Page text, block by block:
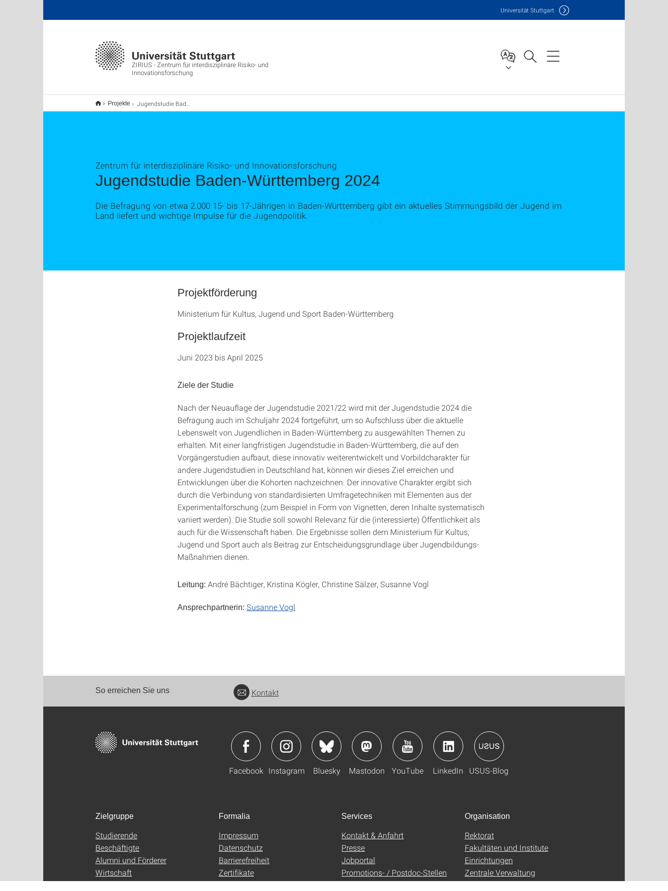
ZIRIUS - Zentrum für interdisziplinäre Risiko- und
Innovationsforschung
Universität Stuttgart
Projekte Jugendstudie Baden-Württemberg 2024
Jugendstudie Baden-Württemberg 2024
Zentrum für interdisziplinäre Risiko- und Innovationsforschung
Die Befragung von etwa 2.000 15- bis 17-Jährigen in Baden-Württemberg gibt ein aktuelles Stimmungsbild der Jugend im
Land liefert und wichtige Impulse für die Jugendpolitik.
Projektförderung
Ministerium für Kultus, Jugend und Sport Baden-Württemberg
Projektlaufzeit
Juni 2023 bis April 2025
Ziele der Studie
Nach der Neuauflage der Jugendstudie 2021/22 wird mit der Jugendstudie 2024 die
Befragung auch im Schuljahr 2024 fortgeführt, um so Aufschluss über die aktuelle
Lebenswelt von Jugendlichen in Baden-Württemberg zu ausgewählten Themen zu
erhalten. Mit einer langfristigen Jugendstudie in Baden-Württemberg, die auf den
Vorgängerstudien aufbaut, diese innovativ weiterentwickelt und Vorbildcharakter für
andere Jugendstudien in Deutschland hat, können wir dieses Ziel erreichen und
Entwicklungen über die Kohorten nachzeichnen. Der innovative Charakter ergibt sich
durch die Verbindung von standardisierten Umfragetechniken mit Elementen aus der
Experimentalforschung (zum Beispiel in Form von Vignetten, deren Inhalte systematisch
variiert werden). Die Studie soll sowohl Relevanz für die (interessierte) Öffentlichkeit als
auch für die Wissenschaft haben. Die Ergebnisse sollen dem Ministerium für Kultus,
Jugend und Sport auch als Beitrag zur Entscheidungsgrundlage über Jugendbildungs-
Maßnahmen dienen.
Leitung: André Bächtiger, Kristina Kögler, Christine Sälzer, Susanne Vogl
Ansprechpartnerin: Susanne Vogl
So erreichen Sie uns Kontakt
Facebook Instagram Bluesky Mastodon YouTube LinkedIn USUS-Blog
Zielgruppe
Studierende
Beschäftigte
Alumni und Förderer
Wirtschaft
Formalia
Impressum
Datenschutz
Barrierefreiheit
Zertifikate
Services
Kontakt & Anfahrt
Presse
Jobportal
Promotions- / Postdoc-Stellen
Organisation
Rektorat
Fakultäten und Institute
Einrichtungen
Zentrale Verwaltung